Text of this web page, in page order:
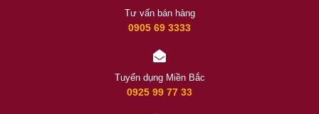
Tư vấn bán hàng
0905 69 3333
Tuyển dụng Miền Bắc
0925 99 77 33